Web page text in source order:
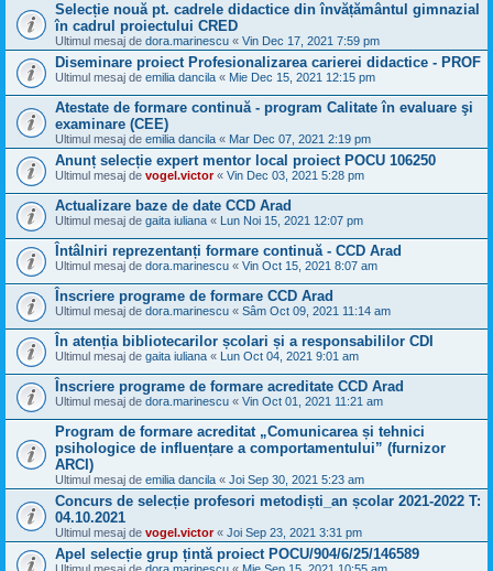
Selecție nouă pt. cadrele didactice din învățământul gimnazial
în cadrul proiectului CRED
Ultimul mesaj de dora.marinescu « Vin Dec 17, 2021 7:59 pm
Diseminare proiect Profesionalizarea carierei didactice - PROF
Ultimul mesaj de emilia dancila « Mie Dec 15, 2021 12:15 pm
Atestate de formare continuă - program Calitate în evaluare şi
examinare (CEE)
Ultimul mesaj de emilia dancila « Mar Dec 07, 2021 2:19 pm
Anunț selecție expert mentor local proiect POCU 106250
Ultimul mesaj de vogel.victor« Vin Dec 03, 2021 5:28 pm
Actualizare baze de date CCD Arad
Ultimul mesaj de gaita iuliana « Lun Noi 15, 2021 12:07 pm
Întâlniri reprezentanți formare continuă - CCD Arad
Ultimul mesaj de dora.marinescu « Vin Oct 15, 2021 8:07 am
Înscriere programe de formare CCD Arad
Ultimul mesaj de dora.marinescu « Sâm Oct 09, 2021 11:14 am
În atenția bibliotecarilor școlari și a responsabililor CDI
Ultimul mesaj de gaita iuliana « Lun Oct 04, 2021 9:01 am
Înscriere programe de formare acreditate CCD Arad
Ultimul mesaj de dora.marinescu « Vin Oct 01, 2021 11:21 am
Program de formare acreditat „Comunicarea și tehnici
psihologice de influențare a comportamentului” (furnizor
ARCI)
Ultimul mesaj de emilia dancila « Joi Sep 30, 2021 5:23 am
Concurs de selecție profesori metodiști_an școlar 2021-2022 T:
04.10.2021
Ultimul mesaj de vogel.victor« Joi Sep 23, 2021 3:31 pm
Apel selecție grup țintă proiect POCU/904/6/25/146589